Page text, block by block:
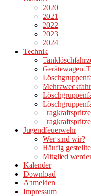
2020
2021
2022
2023
2024
Technik
Gerätewagen-
Jugendfeuerwehr
Wer sind wir?
Häufig
Mitglied
Kalender
Download
Anmelden
Impressum